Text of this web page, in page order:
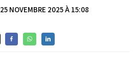
25 NOVEMBRE 2025 À 15:08